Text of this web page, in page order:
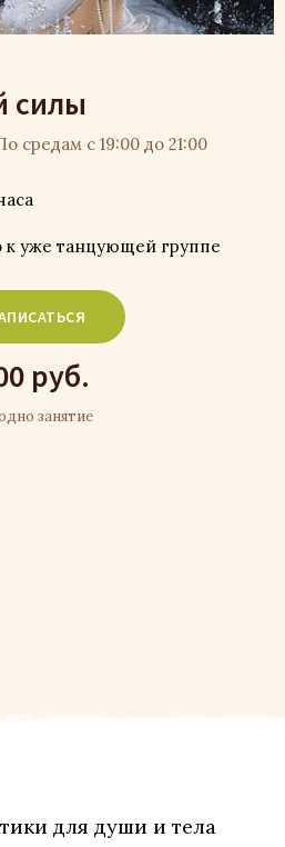
силы
средам с 19:00 до 21:00
руб.
занятие
уже танцующей группе
для души и тела